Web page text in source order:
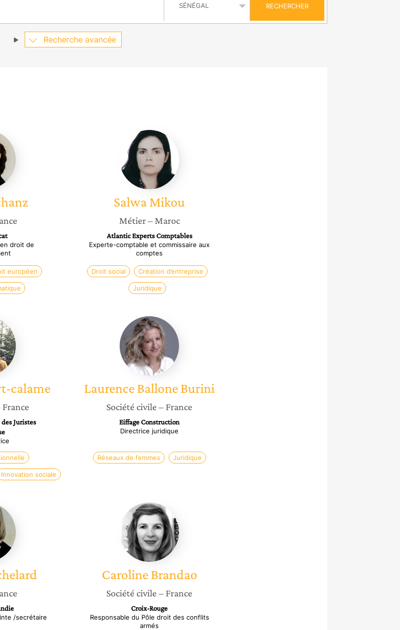
RECHERCHER
Recherche avancée
droit de
européen
Salwa
Mikou
SalwaMikou
Métier – Maroc
Atlantic Experts Comptables
Experte-comptable et commissaire aux
comptes
Droit social Création d’entreprise
Juridique
calame
France
Juristes
Innovation sociale
Laurence
Ballone
Burini
LaurenceBallone Burini
Société civile – France
Eiffage Construction
Directrice juridique
Réseaux de femmes Juridique
/secrétaire
Caroline
Brandao
Caroline Brandao
Société civile – France
Croix-Rouge
Responsable du Pôle droit des conflits
armés